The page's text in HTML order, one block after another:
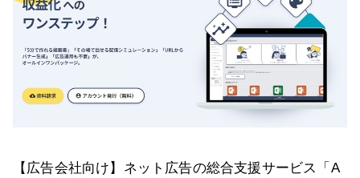
【広告会社向け】ネット広告の総合支援サービス「A